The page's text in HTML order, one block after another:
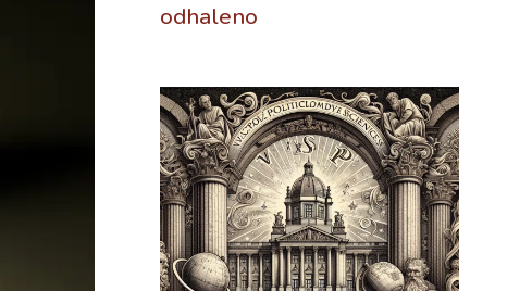
odhaleno